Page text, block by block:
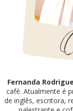
Fernanda
café. Atualmente é
de inglês, escritora,